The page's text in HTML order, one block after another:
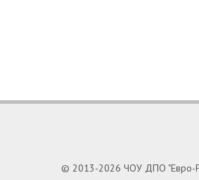
© 2013-2026 ЧОУ ДПО "Евро-